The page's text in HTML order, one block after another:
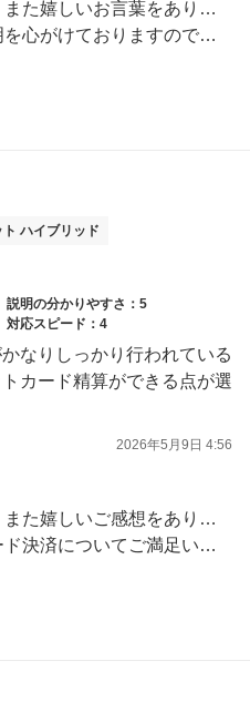
この度はご利用いただき、また嬉しいお言葉をありがとうございます。
その点をご評価いただき大変嬉しく思います。
よう努めてまいります。
ハイブリッド
説明の分かりやすさ：5
対応スピード：4
なりしっかり行われている
カード精算ができる点が選
2026年5月9日 4:56
この度はご利用いただき、また嬉しいご感想をありがとうございます。
ただけたとのこと、大変嬉しく思います。
よう努めてまいります。